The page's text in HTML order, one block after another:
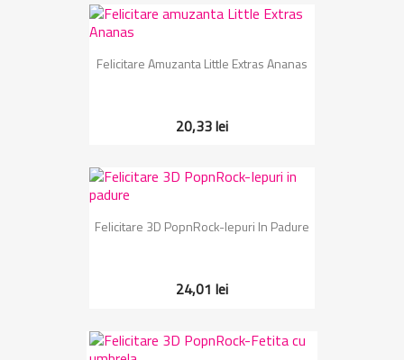
Felicitare Amuzanta Little Extras Ananas
20,33 lei
Felicitare 3D PopnRock-Iepuri In Padure
24,01 lei